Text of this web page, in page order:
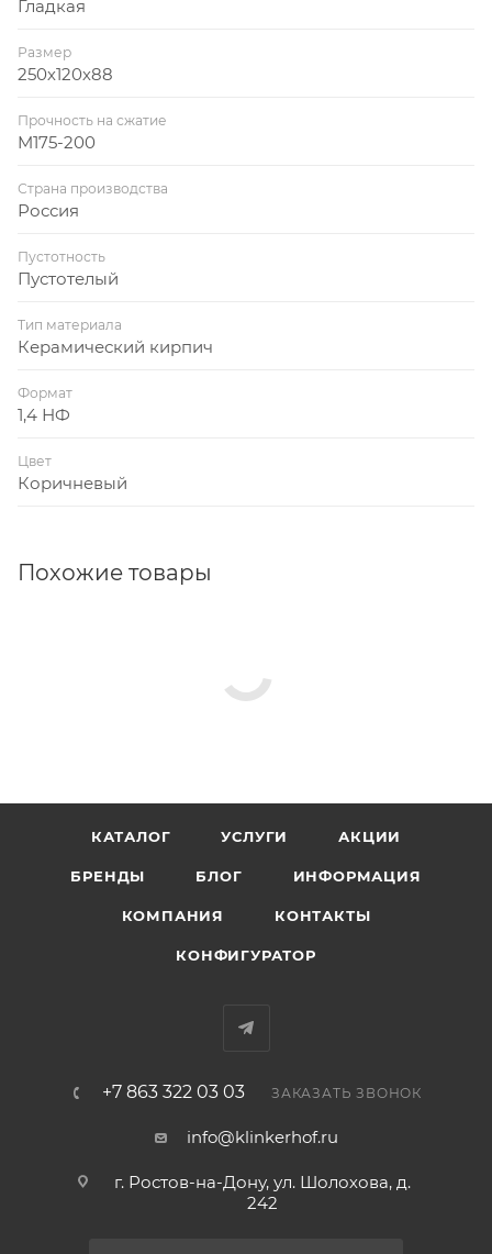
Гладкая
Размер
250х120х88
Прочность на сжатие
M175-200
Страна производства
Россия
Пустотность
Пустотелый
Тип материала
Керамический кирпич
Формат
1,4 НФ
Цвет
Коричневый
Похожие товары
КАТАЛОГ УСЛУГИ АКЦИИ
БРЕНДЫ БЛОГ ИНФОРМАЦИЯ
КОМПАНИЯ КОНТАКТЫ
КОНФИГУРАТОР
+7 863 322 03 03 ЗАКАЗАТЬ ЗВОНОК
info@klinkerhof.ru
г. Ростов-на-Дону, ул. Шолохова, д.
242